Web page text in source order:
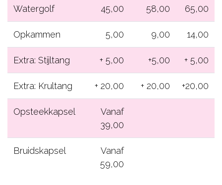
Watergolf 45,00 58,00 65,00
Opkammen 5,00 9,00 14,00
Extra: Stijltang + 5,00 +5,00 + 5,00
Extra: Krultang + 20,00 + 20,00 +20,00
Opsteekkapsel
Vanaf
39,00
Bruidskapsel
Vanaf
59,00